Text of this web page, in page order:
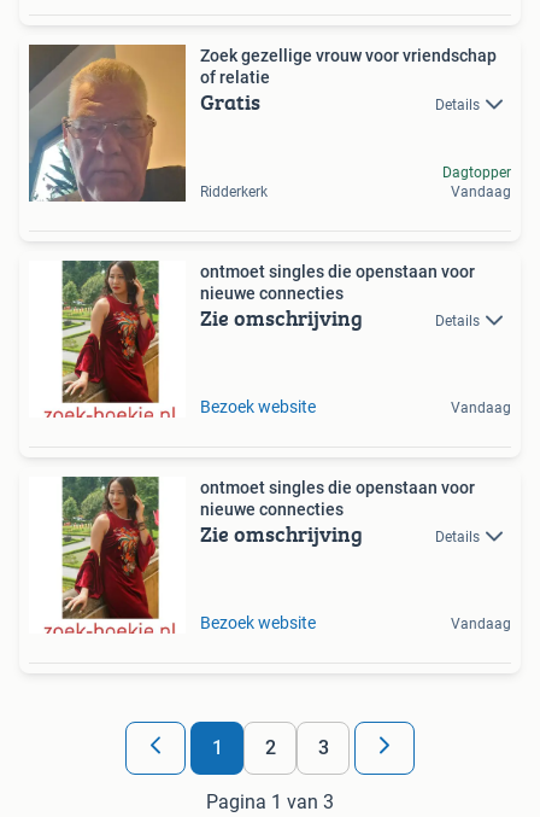
Zoek gezellige vrouw voor vriendschap
of relatie
Gratis Details
Ridderkerk
Dagtopper
Vandaag
ontmoet singles die openstaan voor
nieuwe connecties
Zie omschrijving Details
Bezoek website Vandaag
ontmoet singles die openstaan voor
nieuwe connecties
Zie omschrijving Details
Bezoek website Vandaag
1 2 3
Pagina 1 van 3